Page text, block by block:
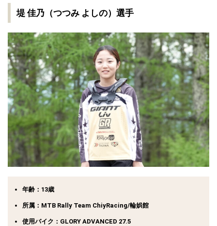
堤 佳乃（つつみ よしの）選手
年齢：13歳
所属：MTB Rally Team ChiyRacing/輪娯館
使用バイク：GLORY ADVANCED 27.5